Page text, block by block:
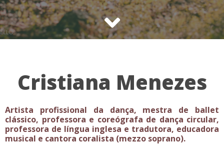
Cristiana Menezes
Artista profissional da dança, mestra de ballet
clássico, professora e coreógrafa de dança circular,
professora de língua inglesa e tradutora, educadora
musical e cantora coralista (mezzo soprano).